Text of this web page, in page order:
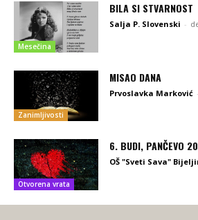
Mesečina
BILA SI STVARNOST
Salja P. Slovenski -
Zanimljivosti
MISAO DANA
Prvoslavka Marković -
Otvorena vrata
6. BUDI, PANČEVO
OŠ "Sveti Sava"